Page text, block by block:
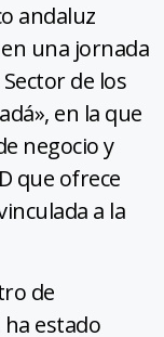
andaluz
una jornada
de los
en la que
negocio y
que ofrece
a la
de
ha estado